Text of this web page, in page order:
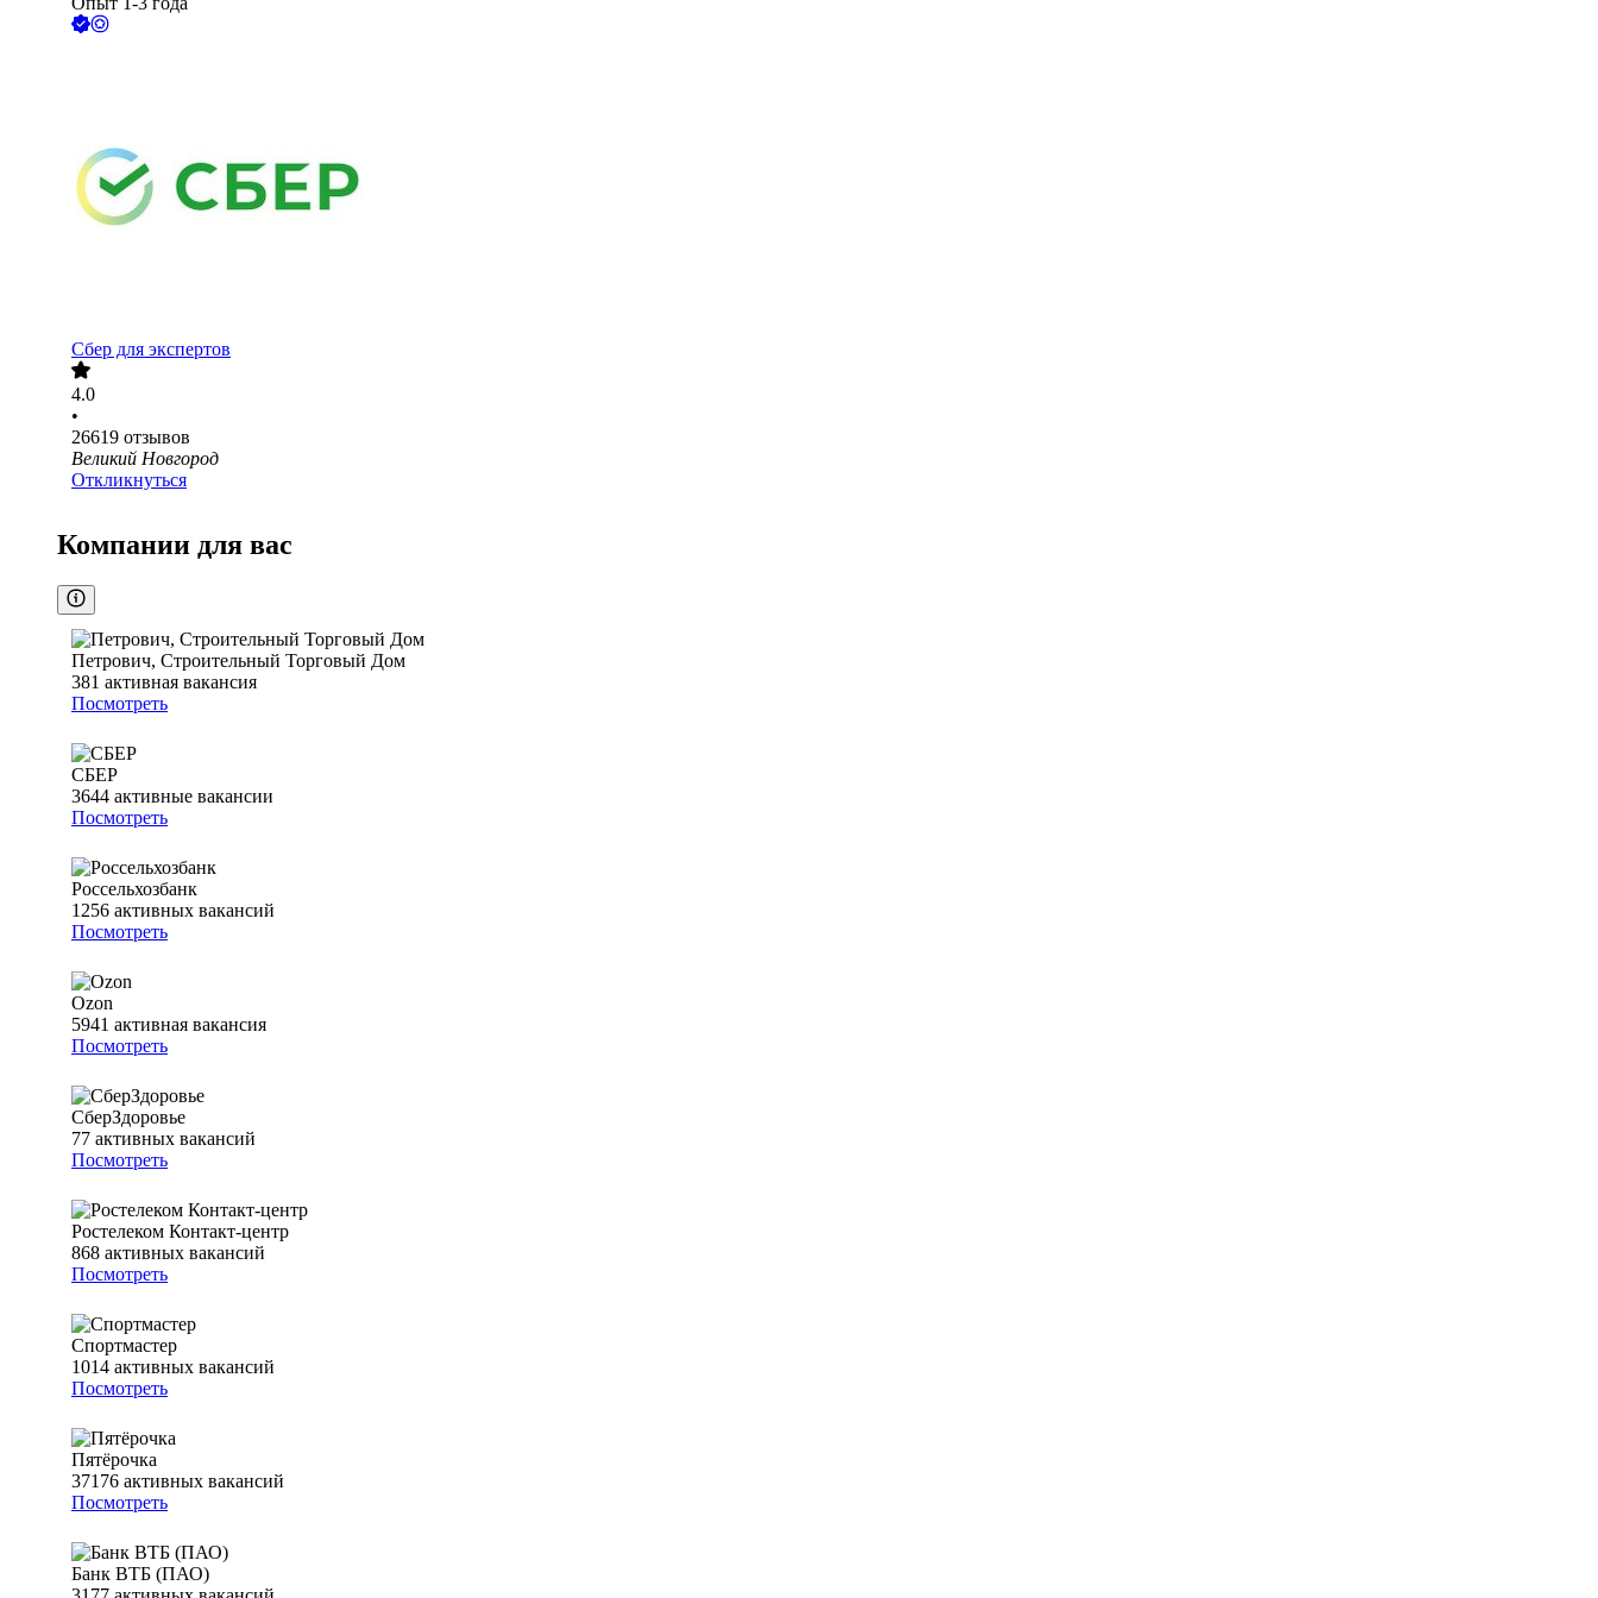
Сбер для экспертов
4.0
•
26619 отзывов
Великий Новгород
Откликнуться
Компании для вас
Петрович, Строительный Торговый Дом
381 активная вакансия
Посмотреть
СБЕР
3644 активные вакансии
Посмотреть
Россельхозбанк
1256 активных вакансий
Посмотреть
Ozon
5941 активная вакансия
Посмотреть
СберЗдоровье
77 активных вакансий
Посмотреть
Ростелеком Контакт-центр
868 активных вакансий
Посмотреть
Спортмастер
1014 активных вакансий
Посмотреть
Пятёрочка
37176 активных вакансий
Посмотреть
Банк ВТБ (ПАО)